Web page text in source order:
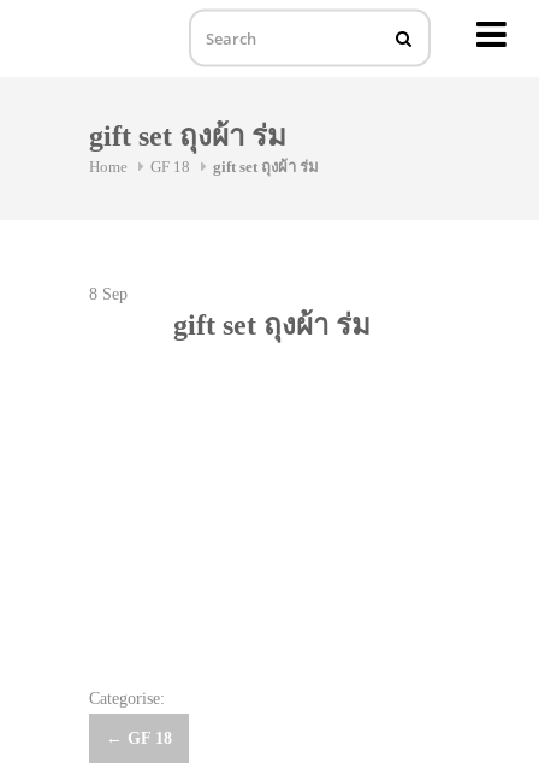
gift set ถุงผ้า ร่ม
Home GF 18 gift set ถุงผ้า ร่ม
8 Sep
gift set ถุงผ้า ร่ม
Categorise:
Post
← GF 18